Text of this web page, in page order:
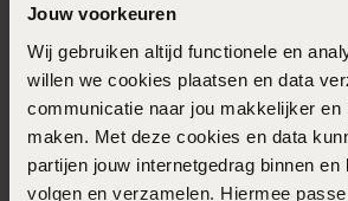
Jouw voorkeuren
Wij gebruiken altijd functionele en
willen we cookies plaatsen en data
communicatie naar jou makkelijker en
maken. Met deze cookies en data
partijen jouw internetgedrag binnen
volgen en verzamelen. Hiermee
Ook leuk voor jou